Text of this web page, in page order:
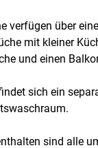
verfügen über
mit kleiner
und einen
sich ein
sind alle